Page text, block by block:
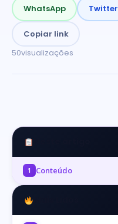
WhatsApp Twitter
Copiar link
50visualizações
1 Conteúdo